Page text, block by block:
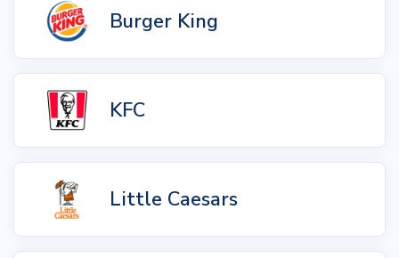
Burger King
KFC
Little Caesars